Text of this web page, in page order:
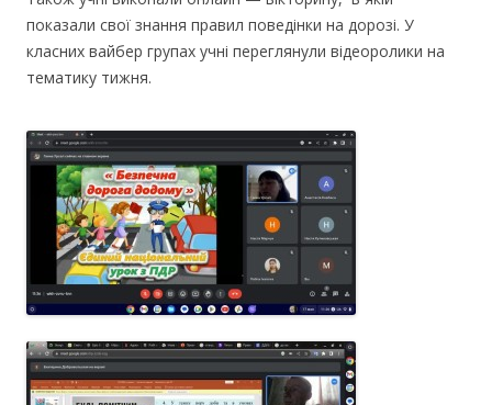
показали свої знання правил поведінки на дорозі. У
класних вайбер групах учні переглянули відеоролики на
тематику тижня.